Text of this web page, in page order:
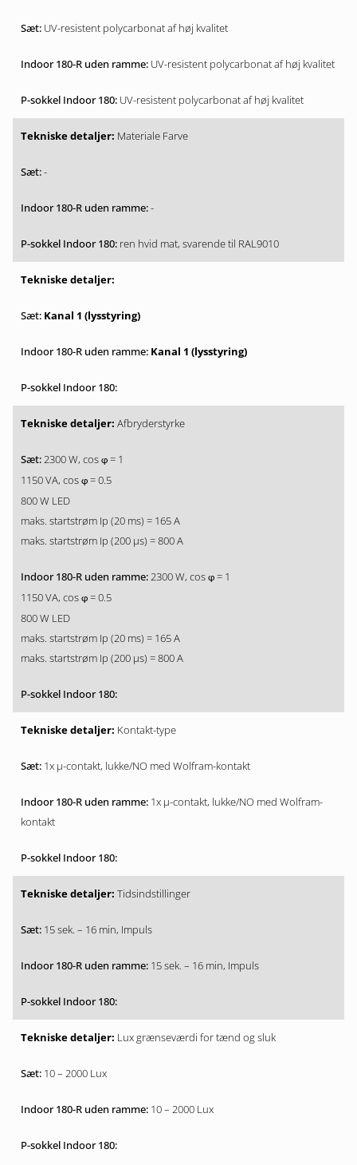
UV-resistent polycarbonat af høj kvalitet
UV-resistent polycarbonat af høj kvalitet
UV-resistent polycarbonat af høj kvalitet
Materiale Farve
-
-
ren hvid mat, svarende til RAL9010
Kanal 1 (lysstyring)
Kanal 1 (lysstyring)
Afbryderstyrke
2300 W, cos φ = 1
1150 VA, cos φ = 0.5
800 W LED
maks. startstrøm Ip (20 ms) = 165 A
maks. startstrøm Ip (200 µs) = 800 A
2300 W, cos φ = 1
1150 VA, cos φ = 0.5
800 W LED
maks. startstrøm Ip (20 ms) = 165 A
maks. startstrøm Ip (200 µs) = 800 A
Kontakt-type
1x µ-contakt, lukke/NO med Wolfram-kontakt
1x µ-contakt, lukke/NO med Wolfram-
kontakt
Tidsindstillinger
15 sek. – 16 min, Impuls
15 sek. – 16 min, Impuls
Lux grænseværdi for tænd og sluk
10 – 2000 Lux
10 – 2000 Lux